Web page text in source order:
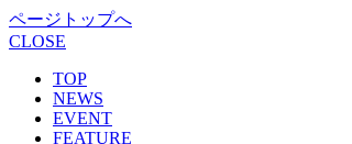
ページトップへ
CLOSE
TOP
NEWS
EVENT
FEATURE